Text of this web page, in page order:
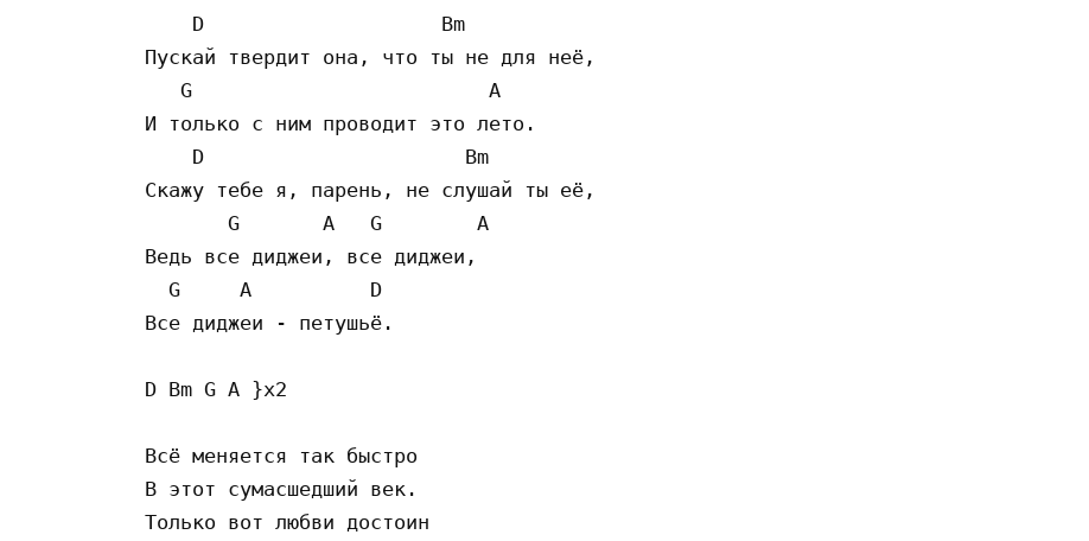
    D                    Bm
Пускай твердит она, что ты не для неё,
   G                         A
И только с ним проводит это лето.
    D                      Bm
Скажу тебе я, парень, не слушай ты её,
       G       A   G        A
Ведь все диджеи, все диджеи,
  G     A          D
Все диджеи - петушьё.
D Bm G A }x2
Всё меняется так быстро
В этот сумасшедший век.
Только вот любви достоин